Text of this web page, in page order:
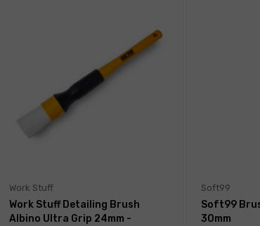
Work Stuff
Work Stuff Detailing Brush
Albino Ultra Grip 24mm -
Soft99
Soft99
30mm